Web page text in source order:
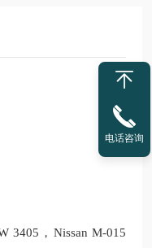
，Nissan M-015
电话咨询